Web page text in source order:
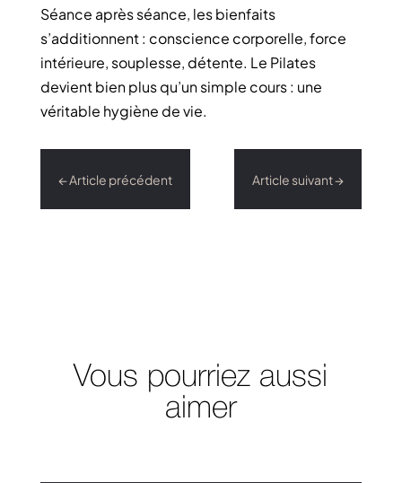
Séance après séance, les bienfaits
s’additionnent : conscience corporelle, force
intérieure, souplesse, détente. Le Pilates
devient bien plus qu’un simple cours : une
véritable hygiène de vie.
←Article précédent Article suivant→
Vous pourriez aussi
aimer